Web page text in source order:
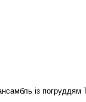
із погруддям